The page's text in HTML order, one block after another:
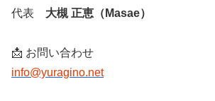
代表 大槻 正恵（Masae）
📩 お問い合わせ
info@yuragino.net